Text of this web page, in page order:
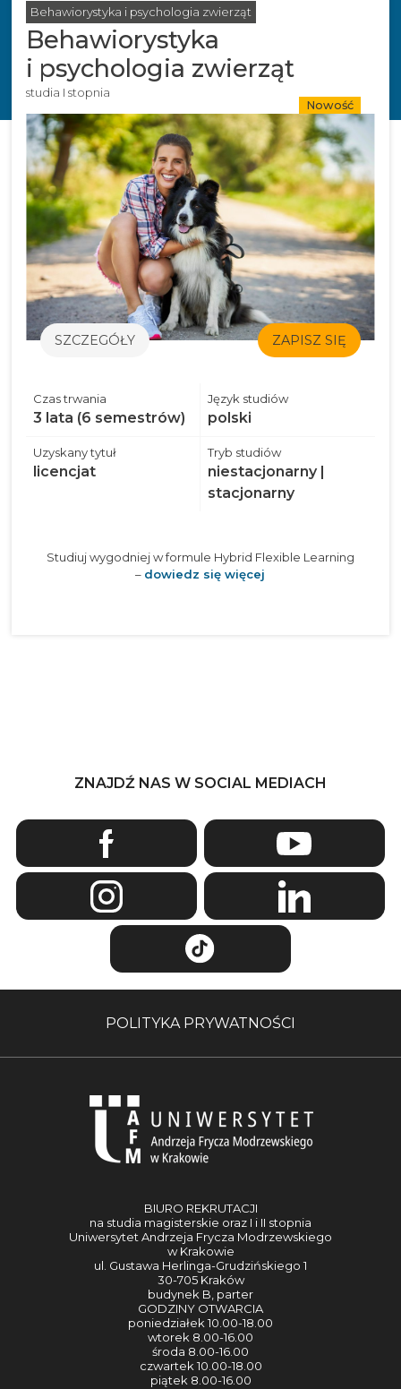
Behawiorystyka i psychologia zwierząt
Behawiorystyka
i psychologia zwierząt
studia I stopnia
Nowość
SZCZEGÓŁY ZAPISZ SIĘ
Czas trwania
3 lata (6 semestrów)
Język studiów
polski
Uzyskany tytuł
licencjat
Tryb studiów
niestacjonarny |
stacjonarny
Studiuj wygodniej w formule Hybrid Flexible Learning
– dowiedz się więcej
ZNAJDŹ NAS W SOCIAL MEDIACH
POLITYKA PRYWATNOŚCI
BIURO REKRUTACJI
na studia magisterskie oraz I i II stopnia
Uniwersytet Andrzeja Frycza Modrzewskiego
w Krakowie
ul. Gustawa Herlinga-Grudzińskiego 1
30-705 Kraków
budynek B, parter
GODZINY OTWARCIA
poniedziałek 10.00-18.00
wtorek 8.00-16.00
środa 8.00-16.00
czwartek 10.00-18.00
piątek 8.00-16.00